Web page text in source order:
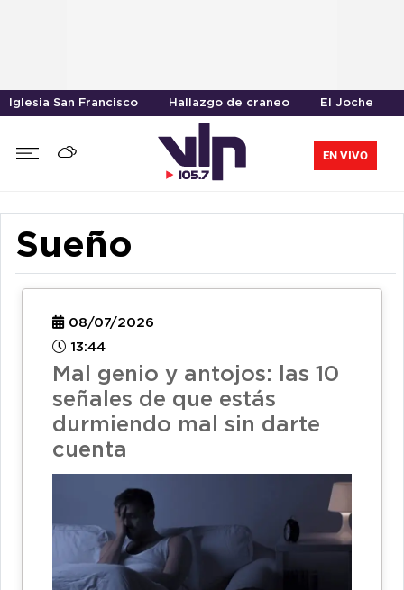
Iglesia San Francisco Hallazgo de craneo El Joche
EN VIVO
Sueño
08/07/2026
13:44
Mal genio y antojos: las 10
señales de que estás
durmiendo mal sin darte
cuenta